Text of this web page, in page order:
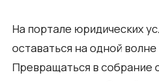
На портале юридических
оставаться на одной
Превращаться в собрание